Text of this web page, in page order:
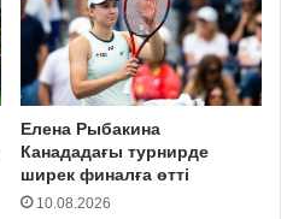
Елена Рыбакина
Канададағы турнирде
ширек финалға өтті
10.08.2026